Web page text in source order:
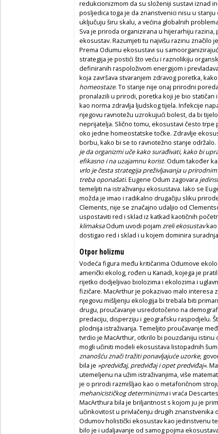
redukcionizmom da su složeniji sustavi iznad
posljedica toga je da znanstvenici nisu u
uključuju širu skalu, a većina globalnih
Sva je priroda organizirana u hijerarhiju
ekosustav. Razumjeti tu najvišu razinu značilo
Prema Odumu ekosustavi su
strategija je postići što veću i raznolikiju
definiranih raspoloživom energijom i
koja završava stvaranjem zdravog poretka,
homeostaze. To stanje nije onaj prirodni
pronalazili u prirodi, poretka koji je bio statičan
kao norma zdravlja ljudskog tijela. Infekcije
njegovu ravnotežu uzrokujući bolest, da bi
neprijatelja. Slično tomu, ekosustavi često
oko jedne homeostatske točke. Zdravlje
borbu, kako bi se to ravnotežno stanje
je da organizmi uče kako surađivati, kako bi
efikasno i na uzajamnu korist. Odum također
vrlo je česta strategija preživljavanja u
treba oponašati.Eugene Odum zagovara
temeljiti na istraživanju ekosustava. Iako se
možda je imao i radikalno drugačiju sliku
Clements, nije se značajno udaljio od
uspostaviti red i sklad iz katkad kaotičnih
klimaksaOdum uvodi pojam zreli ekosustavkao
dostigao red i sklad i u kojem dominira
Otpor holizmu
Vodeća figura među kritičarima Odumove
američki ekolog, rođen u Kanadi, kojega je
rijetko dodjeljivao biolozima i ekolozima i
fizičare. MacArthur je pokazivao malo interesa
njegovu mišljenju ekologija bi trebala biti
drugu, proučavanje usredotočeno na
predaciju, disperziju i geografsku raspodjelu.
plodnija istraživanja. Temeljito proučavanje
tvrdio je MacArthur, otkrilo bi pouzdaniju istinu
mogli učiniti modeli ekosustava listopadnih
znanošću znači tražiti ponavljajuće uzorke,
bila je »predviđaj, predviđaj i opet predviđaj«.
utemeljenu na užim istraživanjima, više
je o prirodi razmišljao kao o metaforičnom
mehanicističkog determinizmai vraća
MacArthura bila je briljantnost s kojom ju je
učinkovitost u privlačenju drugih znanstvenika
Odumov holistički ekosustav kao jedinstvenu
bilo je i udaljavanje od samog pojma